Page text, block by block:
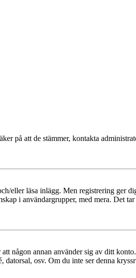
på att de stämmer, kontakta
eller läsa inlägg. Men registrering ger
i användargrupper, med mera. Det
någon annan använder sig av ditt
osv. Om du inte ser denna